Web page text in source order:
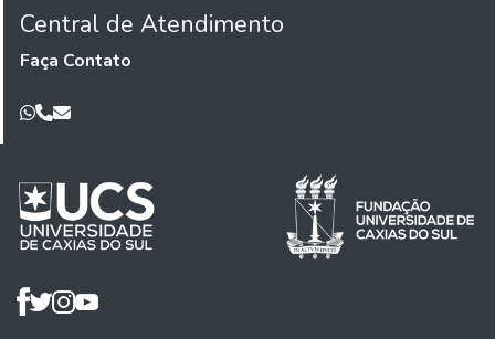
Central de Atendimento
Faça Contato